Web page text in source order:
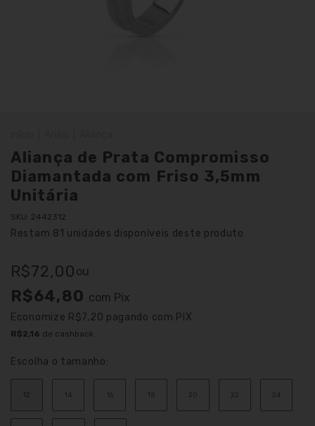
Aliança de Prata Compromisso
Diamantada com Friso 3,5mm
Unitária
SKU: 2442312
Restam 81 unidades disponíveis deste produto
R$72,00 ou
R$64,80 com Pix
Economize R$7,20 pagando com PIX
R$2,16 de cashback
Escolha o tamanho:
12 14 16 18 20 22 24